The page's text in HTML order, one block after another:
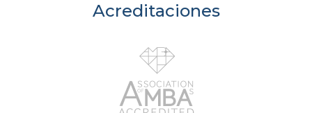
Acreditaciones